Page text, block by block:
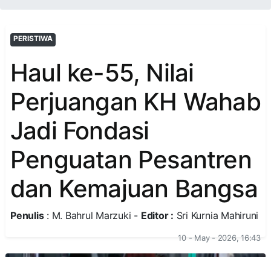
PERISTIWA
Haul ke-55, Nilai
Perjuangan KH Wahab
Jadi Fondasi
Penguatan Pesantren
dan Kemajuan Bangsa
Penulis: M. Bahrul Marzuki - Editor : Sri Kurnia Mahiruni
10 - May - 2026, 16:43